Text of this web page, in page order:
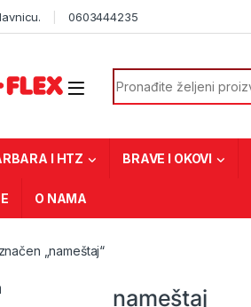
0603444235
Search for:
I HTZ BRAVE I OKOVI
O NAMA
„nameštaj“
nameštaj